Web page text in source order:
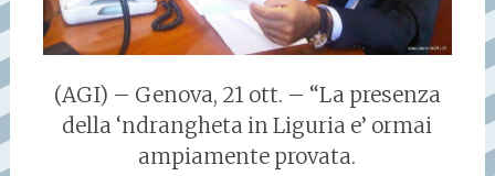
(AGI) – Genova, 21 ott. – “La presenza
della ‘ndrangheta in Liguria e’ ormai
ampiamente provata.